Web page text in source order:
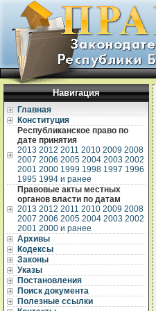
Навигация
Главная
Конституция
Республиканское право по
дате принятия
2013 2012 2011 2010 2009 2008
2007 2006 2005 2004 2003 2002
2001 2000 1999 1998 1997 1996
1995 1994 и ранее
Правовые акты местных
органов власти по датам
2013 2012 2011 2010 2009 2008
2007 2006 2005 2004 2003 2002
2001 2000 и ранее
Архивы
Кодексы
Законы
Указы
Постановления
Поиск документа
Полезные ссылки